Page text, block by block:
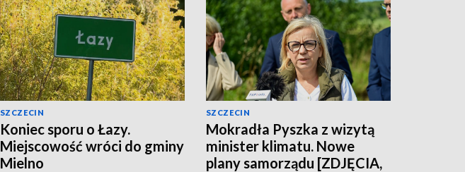
SZCZECIN
Koniec sporu o Łazy.
Miejscowość wróci do gminy
Mielno
SZCZECIN
Mokradła Pyszka z wizytą
minister klimatu. Nowe
plany samorządu [ZDJĘCIA,